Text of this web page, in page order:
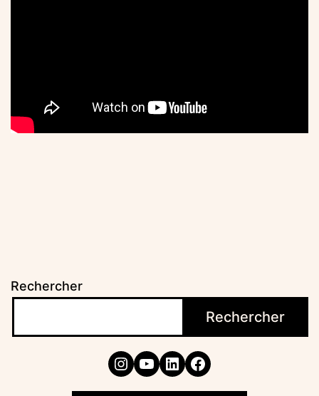
Rechercher
Rechercher
Instagram
YouTube
LinkedIn
Facebook